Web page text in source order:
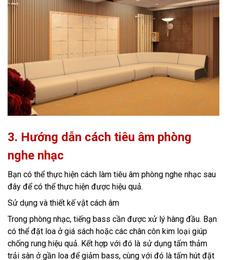
3. Hướng dẫn cách tiêu âm phòng
nghe nhạc
Bạn có thể thực hiện cách làm tiêu âm phòng nghe nhạc sau
đây để có thể thực hiện được hiệu quả.
Sử dụng và thiết kế vật cách âm
Trong phòng nhạc, tiếng bass cần được xử lý hàng đầu. Bạn
có thể đặt loa ở giá sách hoặc các chân côn kim loại giúp
chống rung hiệu quả. Kết hợp với đó là sử dụng tấm thảm
trải sàn ở gần loa để giảm bass, cùng với đó là tấm hút đặt